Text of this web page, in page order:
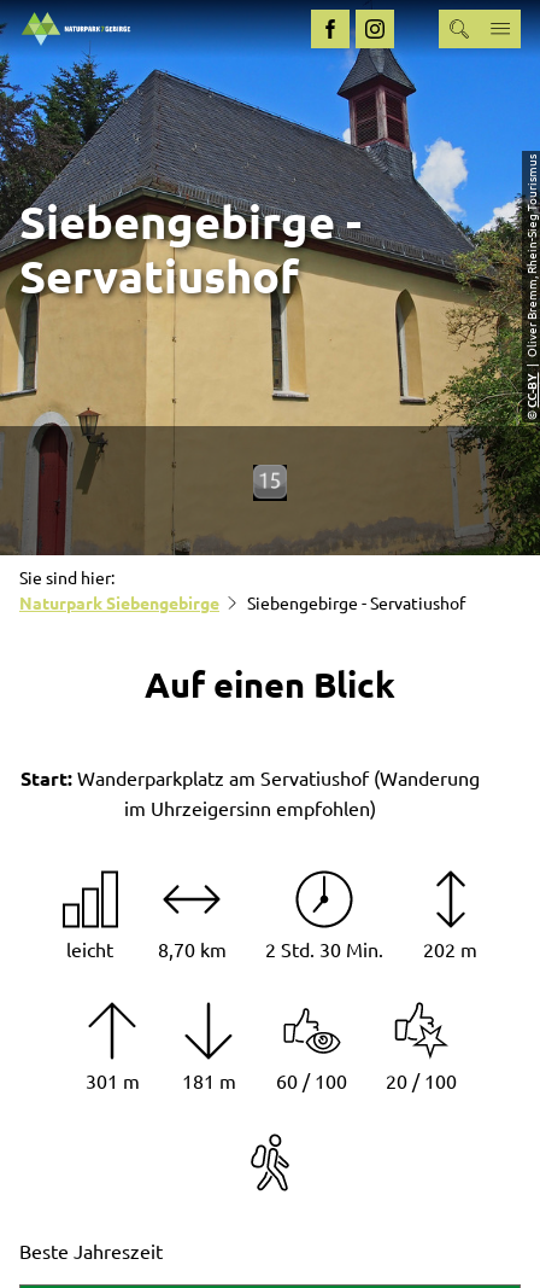
©
CC-BY
| Oliver Bremm, Rhein-Sieg Tourismus
Siebengebirge -
Servatiushof
Sie sind hier:
Naturpark Siebengebirge
Siebengebirge - Servatiushof
Auf einen Blick
Start: Wanderparkplatz am Servatiushof (Wanderung
im Uhrzeigersinn empfohlen)
leicht 8,70 km 2 Std. 30 Min. 202 m
301 m 181 m 60 / 100 20 / 100
Beste Jahreszeit